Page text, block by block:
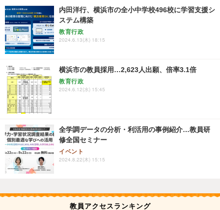
内田洋行、横浜市の全小中学校496校に学習支援シ
ステム構築
教育行政
2024.6.13(木) 18:15
横浜市の教員採用…2,623人出願、倍率3.1倍
教育行政
2024.6.12(水) 15:45
全学調データの分析・利活用の事例紹介…教員研
修全国セミナー
イベント
2024.8.22(木) 15:15
教員アクセスランキング